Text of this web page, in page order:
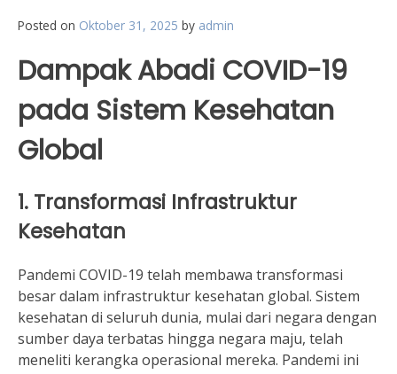
Posted on Oktober 31, 2025 by admin
Dampak Abadi COVID-19
pada Sistem Kesehatan
Global
1. Transformasi Infrastruktur
Kesehatan
Pandemi COVID-19 telah membawa transformasi
besar dalam infrastruktur kesehatan global. Sistem
kesehatan di seluruh dunia, mulai dari negara dengan
sumber daya terbatas hingga negara maju, telah
meneliti kerangka operasional mereka. Pandemi ini